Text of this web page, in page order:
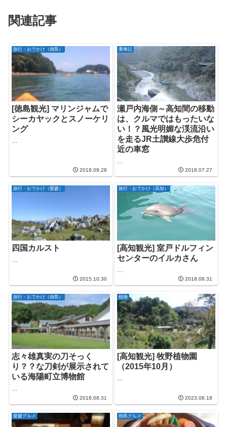
関連記事
旅行・おでかけ（徳島）
[徳島観光] マリンジャムで
シーカヤックとスノーケリ
ング
2018.09.28
乗車記
瀬戸内海側～高知間の移動
は、クルマではもったいな
い！？風光明媚な渓流沿い
を走るJR土讃線大歩危付
近の車窓
2018.07.27
旅行・おでかけ（愛媛）
四国カルスト
2015.10.30
旅行・おでかけ（高知）
[高知観光] 室戸ドルフィン
センターのイルカさん
2018.08.31
旅行・おでかけ（徳島）
志々雄真実の刀そっく
り？？な刀剣が展示されて
いる海陽町立博物館
...
2018.08.31
植物
[高知観光] 牧野植物園
（2015年10月）
...
2023.08.18
愛媛グルメ 徳島グルメ